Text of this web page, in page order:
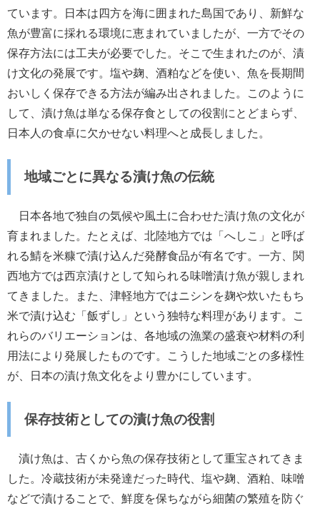
ています。日本は四方を海に囲まれた島国であり、新鮮な
魚が豊富に採れる環境に恵まれていましたが、一方でその
保存方法には工夫が必要でした。そこで生まれたのが、漬
け文化の発展です。塩や麹、酒粕などを使い、魚を長期間
おいしく保存できる方法が編み出されました。このように
して、漬け魚は単なる保存食としての役割にとどまらず、
日本人の食卓に欠かせない料理へと成長しました。
地域ごとに異なる漬け魚の伝統
日本各地で独自の気候や風土に合わせた漬け魚の文化が
育まれました。たとえば、北陸地方では「へしこ」と呼ば
れる鯖を米糠で漬け込んだ発酵食品が有名です。一方、関
西地方では西京漬けとして知られる味噌漬け魚が親しまれ
てきました。また、津軽地方ではニシンを麹や炊いたもち
米で漬け込む「飯ずし」という独特な料理があります。こ
れらのバリエーションは、各地域の漁業の盛衰や材料の利
用法により発展したものです。こうした地域ごとの多様性
が、日本の漬け魚文化をより豊かにしています。
保存技術としての漬け魚の役割
漬け魚は、古くから魚の保存技術として重宝されてきま
した。冷蔵技術が未発達だった時代、塩や麹、酒粕、味噌
などで漬けることで、鮮度を保ちながら細菌の繁殖を防ぐ